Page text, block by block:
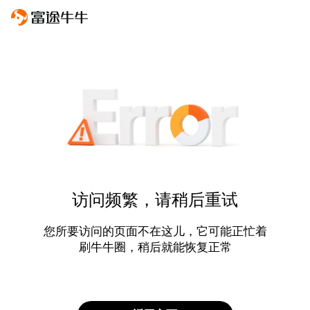
访问频繁，请稍后重试
您所要访问的页面不在这儿，它可能正忙着
刷牛牛圈，稍后就能恢复正常